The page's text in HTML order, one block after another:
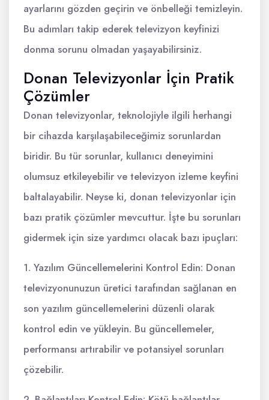
ayarlarını gözden geçirin ve önbelleği temizleyin.
Bu adımları takip ederek televizyon keyfinizi
donma sorunu olmadan yaşayabilirsiniz.
Donan Televizyonlar İçin Pratik
Çözümler
Donan televizyonlar, teknolojiyle ilgili herhangi
bir cihazda karşılaşabileceğimiz sorunlardan
biridir. Bu tür sorunlar, kullanıcı deneyimini
olumsuz etkileyebilir ve televizyon izleme keyfini
baltalayabilir. Neyse ki, donan televizyonlar için
bazı pratik çözümler mevcuttur. İşte bu sorunları
gidermek için size yardımcı olacak bazı ipuçları:
1. Yazılım Güncellemelerini Kontrol Edin: Donan
televizyonunuzun üretici tarafından sağlanan en
son yazılım güncellemelerini düzenli olarak
kontrol edin ve yükleyin. Bu güncellemeler,
performansı artırabilir ve potansiyel sorunları
çözebilir.